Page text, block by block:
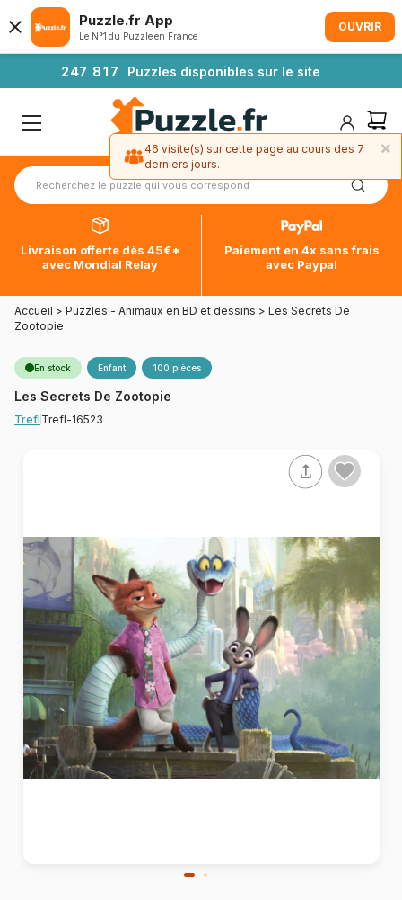
247 81 7 Puzzles disponibles sur le site
Livraison offerte dès 45€*
avec Mondial Relay
Paiement en 4x sans frais
avec Paypal
Accueil > Puzzles - Animaux en BD et dessins > Les Secrets De
Zootopie
En stock Enfant 100 pièces
Les Secrets De Zootopie
Trefl Trefl-16523
Puzzle.fr App
Le N°1 du Puzzle en France
OUVRIR
×
46 visite(s) sur cette page au cours des 7
derniers jours.